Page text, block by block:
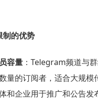
制的优势
容量：Telegram频道与
量的订阅者，适合大规模
和企业用于推广和公告发